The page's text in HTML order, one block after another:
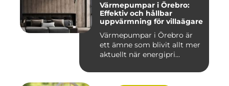
Värmepumpar i Örebro:
Effektiv och hållbar
uppvärmning för villaägare
Värmepumpar i Örebro är
ett ämne som blivit allt mer
aktuellt när energipri...